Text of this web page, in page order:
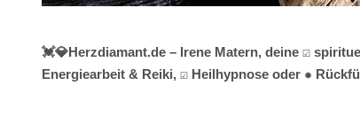
💓️💎Herzdiamant.de – Irene Matern, deine ☑️
Energiearbeit & Reiki, ☑️ Heilhypnose oder ✹